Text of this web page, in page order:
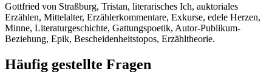
Gottfried von Straßburg, Tristan, literarisches Ich, auktoriales
Erzählen, Mittelalter, Erzählerkommentare, Exkurse, edele Herzen,
Minne, Literaturgeschichte, Gattungspoetik, Autor-Publikum-
Beziehung, Epik, Bescheidenheitstopos, Erzähltheorie.
Häufig gestellte Fragen